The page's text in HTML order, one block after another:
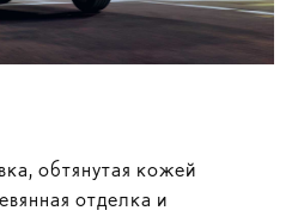
обтянутая кожей
отделка и